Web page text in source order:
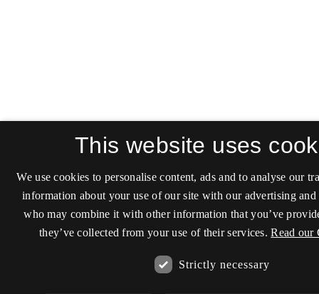
This website uses
We use cookies to personalise content, ads and to analyse our
information about your use of our site with our advertising and
who may combine it with other information that you’ve
they’ve collected from your use of their services. Read our
Strictly necessary